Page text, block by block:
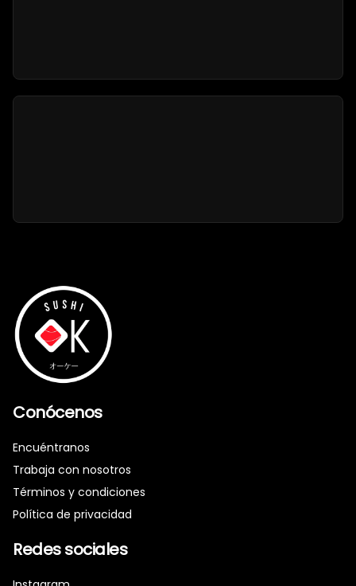
Conócenos
Encuéntranos
Trabaja con nosotros
Términos y condiciones
Política de privacidad
Redes sociales